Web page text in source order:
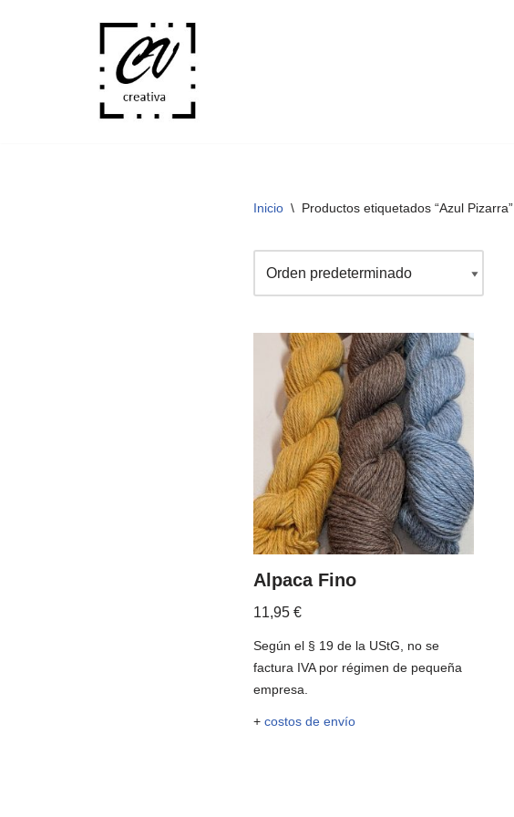
Inicio \ Productos etiquetados “Azul Pizarra”
Alpaca Fino
11,95 €
Según el § 19 de la UStG, no se
factura IVA por régimen de pequeña
empresa.
+ costos de envío